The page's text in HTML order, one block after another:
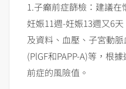
1.子癲前症篩檢：建議
妊娠11週-妊娠13週又6
及資料、血壓、子宮動
(PlGF和PAPP-A)等，根
前症的風險值。